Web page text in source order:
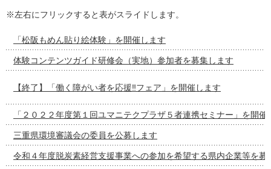
※左右にフリックすると表がスライドします。
「松阪もめん貼り絵体験」を開催します
体験コンテンツガイド研修会（実地）参加者を募集します
【終了】「働く障がい者を応援‼フェア」を開催します
「２０２２年度第１回ユマニテクプラザ５者連携セミナー」を開催
三重県環境審議会の委員を公募します
令和４年度脱炭素経営支援事業への参加を希望する県内企業等を募